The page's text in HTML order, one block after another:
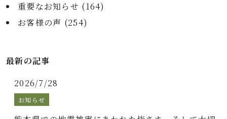
重要なお知らせ (164)
お客様の声 (254)
最新の記事
2026/7/28
お知らせ